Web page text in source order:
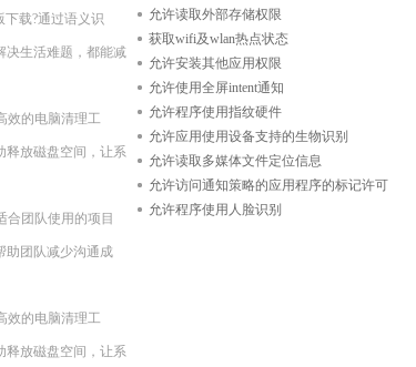
下载?通过语义识
决生活难题，都能减
效的电脑清理工
释放磁盘空间，让系
合团队使用的项目
助团队减少沟通成
效的电脑清理工
释放磁盘空间，让系
允许读取外部存储权限
获取wifi及wlan热点状态
允许安装其他应用权限
允许使用全屏intent通知
允许程序使用指纹硬件
允许应用使用设备支持的生物识别
允许读取多媒体文件定位信息
允许访问通知策略的应用程序的标记许可
允许程序使用人脸识别